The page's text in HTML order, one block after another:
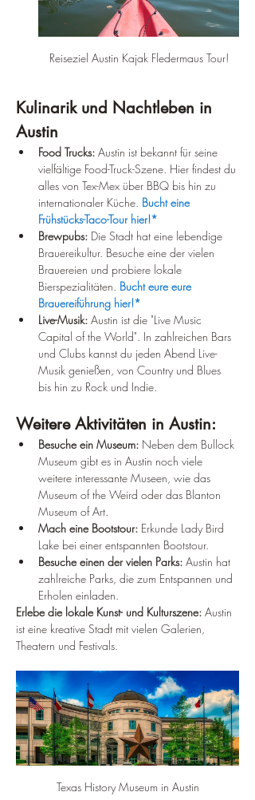
Reiseziel Austin Kajak Fledermaus Tour!
Kulinarik und Nachtleben in
Austin
Food Trucks: Austin ist bekannt für seine
vielfältige Food-Truck-Szene. Hier findest du
alles von Tex-Mex über BBQ bis hin zu
internationaler Küche. Bucht eine
Frühstücks-Taco-Tour hier!*
Brewpubs: Die Stadt hat eine lebendige
Brauereikultur. Besuche eine der vielen
Brauereien und probiere lokale
Bierspezialitäten. Bucht eure eure
Brauereiführung hier!*
Live-Musik: Austin ist die "Live Music
Capital of the World". In zahlreichen Bars
und Clubs kannst du jeden Abend Live-
Musik genießen, von Country und Blues
bis hin zu Rock und Indie.
Weitere Aktivitäten in Austin:
Besuche ein Museum: Neben dem Bullock
Museum gibt es in Austin noch viele
weitere interessante Museen, wie das
Museum of the Weird oder das Blanton
Museum of Art.
Mach eine Bootstour: Erkunde Lady Bird
Lake bei einer entspannten Bootstour.
Besuche einen der vielen Parks: Austin hat
zahlreiche Parks, die zum Entspannen und
Erholen einladen.
Erlebe die lokale Kunst- und Kulturszene: Austin
ist eine kreative Stadt mit vielen Galerien,
Theatern und Festivals.
Texas History Museum in Austin